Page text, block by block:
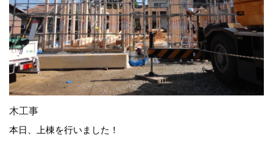
木工事
本日、上棟を行いました！